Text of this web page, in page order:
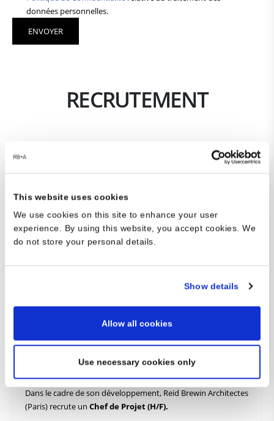
This website uses cookies
We use cookies on this site to enhance your user
experience. By using this website, you accept cookies. We
do not store your personal details.
Show details
Allow all cookies
Use necessary cookies only
données personnelles.
RECRUTEMENT
Chef de Projet (H/F), Paris
Rejoignez l’agence RBA, un acteur majeur de l’architecture
internationale !
nationalités) à travers ses agences de Paris, Londres, Milan,
ses projets d’envergure à forte technicité architecturale. Nous
vous offrons un environnement dynamique, stimulant et
repousser les limites de l’architecture !
Dans le cadre de son développement, Reid Brewin Architectes
(Paris) recrute un Chef de Projet (H/F).